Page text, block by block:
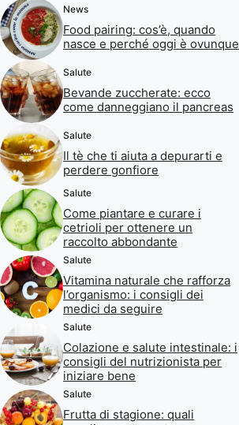
News
Food pairing: cos’è, quando
nasce e perché oggi è ovunque
Salute
Bevande zuccherate: ecco
come danneggiano il pancreas
Salute
Il tè che ti aiuta a depurarti e
perdere gonfiore
Salute
Come piantare e curare i
cetrioli per ottenere un
raccolto abbondante
Salute
Vitamina naturale che rafforza
l’organismo: i consigli dei
medici da seguire
Salute
Colazione e salute intestinale: i
consigli del nutrizionista per
iniziare bene
Salute
Frutta di stagione: quali